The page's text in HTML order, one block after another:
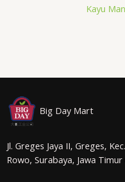
Kayu
Big Day Mart
Jl. Greges Jaya II, Greges,
Rowo, Surabaya, Jawa Timur